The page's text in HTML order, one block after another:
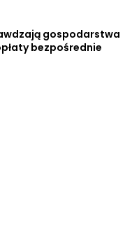
gospodarstwa
bezpośrednie